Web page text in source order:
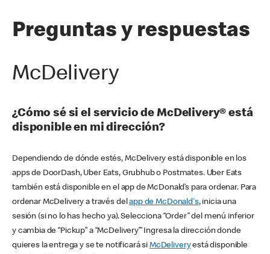
Preguntas y respuestas
McDelivery
¿Cómo sé si el servicio de McDelivery® está
disponible en mi dirección?
Dependiendo de dónde estés, McDelivery está disponible en los
apps de DoorDash, Uber Eats, Grubhub o Postmates. Uber Eats
también está disponible en el app de McDonald’s para ordenar. Para
ordenar McDelivery a través delapp de McDonald's, inicia una
sesión (si no lo has hecho ya). Selecciona “Order” del menú inferior
y cambia de “Pickup” a “McDelivery’” Ingresa la dirección donde
quieres la entrega y se te notificará si McDeliveryestá disponible